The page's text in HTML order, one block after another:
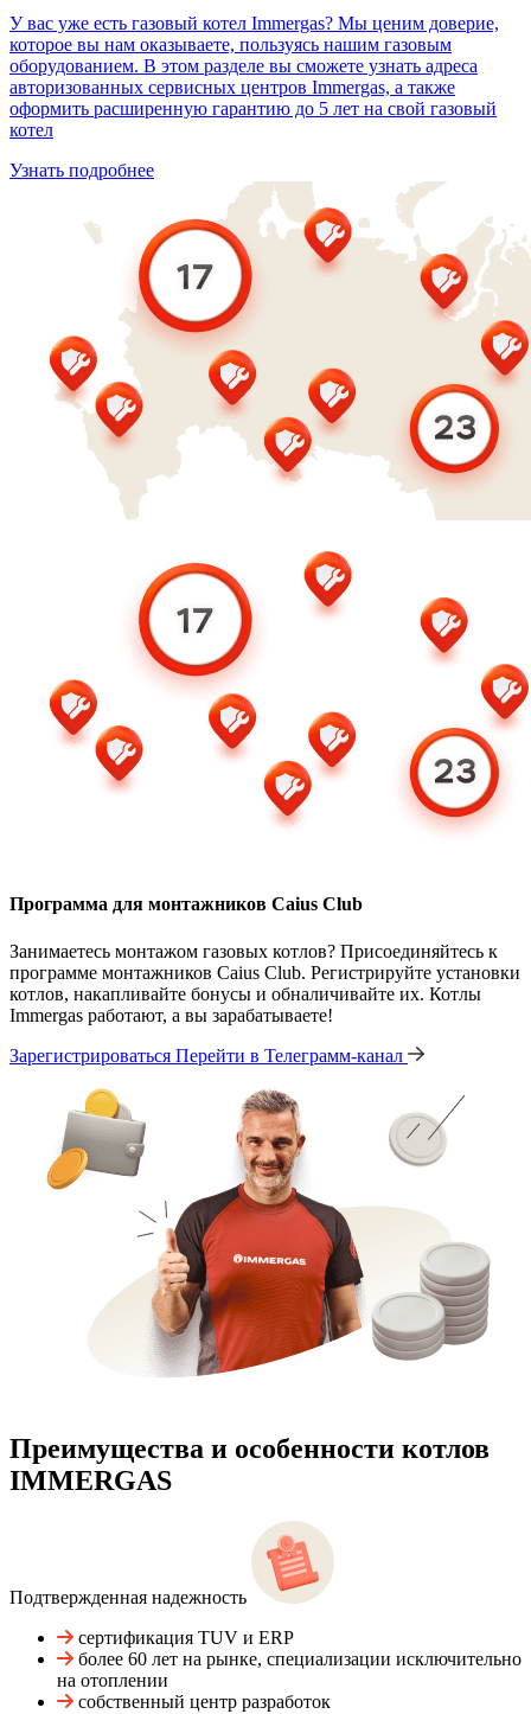
У вас уже есть газовый котел Immergas? Мы ценим доверие,
которое вы нам оказываете, пользуясь нашим газовым
оборудованием. В этом разделе вы сможете узнать адреса
авторизованных сервисных центров Immergas, а также
оформить расширенную гарантию до 5 лет на свой газовый
котел
Узнать подробнее
Программа для монтажников Caius Club
Занимаетесь монтажом газовых котлов? Присоединяйтесь к
программе монтажников Caius Club. Регистрируйте установки
котлов, накапливайте бонусы и обналичивайте их. Котлы
Immergas работают, а вы зарабатываете!
Зарегистрироваться Перейти в Телеграмм-канал
Преимущества и особенности котлов
IMMERGAS
Подтвержденная надежность
сертификация TUV и ERP
более 60 лет на рынке, специализации исключительно
на отоплении
собственный центр разработок